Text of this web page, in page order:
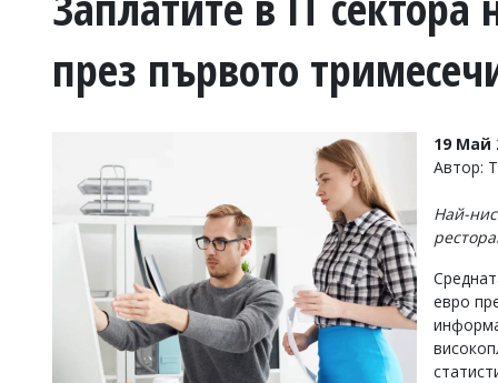
ВОЙНАТА
УКРАЙНА
Управители:
v.vasilev@flagman.bg
през първото
19 Май
Автор:
Най-
евро